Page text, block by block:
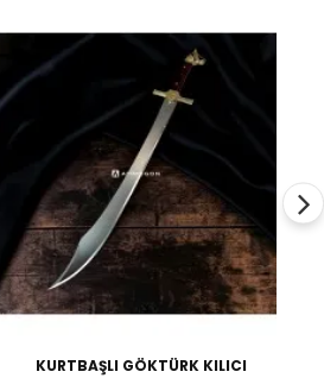
KURTBAŞLI GÖKTÜRK KILICI